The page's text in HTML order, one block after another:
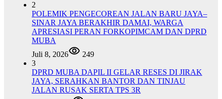
2
POLEMIK PENGECOREAN JALAN BARU JAYA–
SINAR JAYA BERAKHIR DAMAI, WARGA
APRESIASI PERAN FORKOPIMCAM DAN DPRD
MUBA
Juli 8, 2026
249
3
DPRD MUBA DAPIL II GELAR RESES DI JIRAK
JAYA, SERAHKAN BANTOR DAN TINJAU
JALAN RUSAK SERTA TPS 3R